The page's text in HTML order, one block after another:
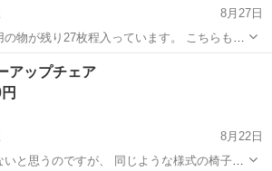
8月27日
物が残り27枚程入っています。 こちらもと
した♩
ベビー用品
アップチェア
8月22日
いと思うのですが、 同じような様式の椅子で